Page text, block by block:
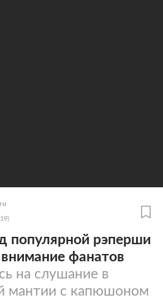
популярной рэперши
фанатов
на слушание в
мантии с капюшоном